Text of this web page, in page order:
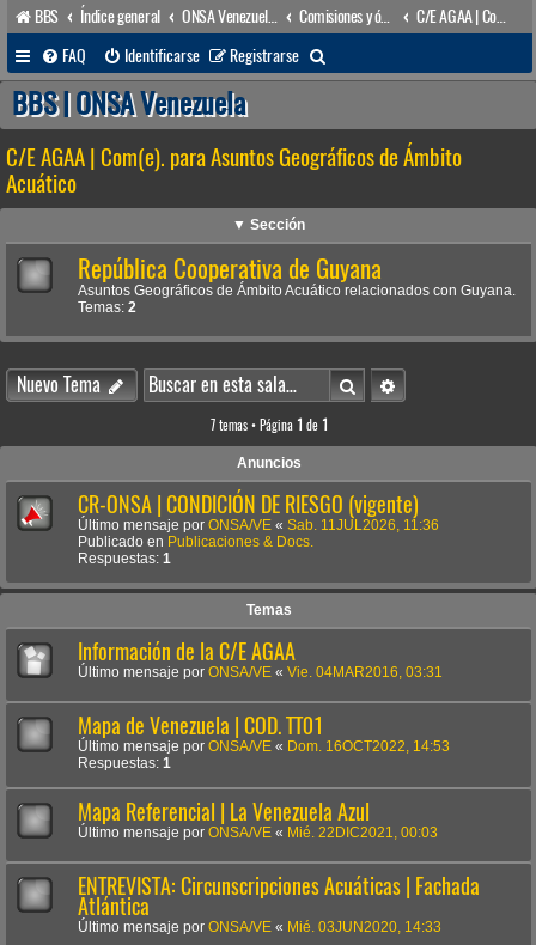
BBS Índice general ONSA Venezuela (acceso público) Comisiones y órganos Asesores internos
C/E AGAA | Com(e). para Asuntos Geográficos de Ámbito Acuático
FAQ
Identificarse Registrarse
u
c
BBS | ONSA Venezuela
C/E AGAA | Com(e). para Asuntos Geográficos de Ámbito
Acuático
▼ Sección
República Cooperativa de Guyana
Asuntos Geográficos de Ámbito Acuático relacionados con Guyana.
Temas: 2
Nuevo Tema BuscarBúsqueda avanzada
7 temas • Página 1 de 1
Anuncios
CR-ONSA | CONDICIÓN DE RIESGO (vigente)
Último mensaje por ONSA/VE « Sab. 11JUL2026, 11:36
Publicado en Publicaciones & Docs.
Respuestas: 1
Temas
Información de la C/E AGAA
Último mensaje por ONSA/VE « Vie. 04MAR2016, 03:31
Mapa de Venezuela | COD. TT01
Último mensaje por ONSA/VE « Dom. 16OCT2022, 14:53
Respuestas: 1
Mapa Referencial | La Venezuela Azul
Último mensaje por ONSA/VE « Mié. 22DIC2021, 00:03
ENTREVISTA: Circunscripciones Acuáticas | Fachada
Atlántica
Último mensaje por ONSA/VE « Mié. 03JUN2020, 14:33